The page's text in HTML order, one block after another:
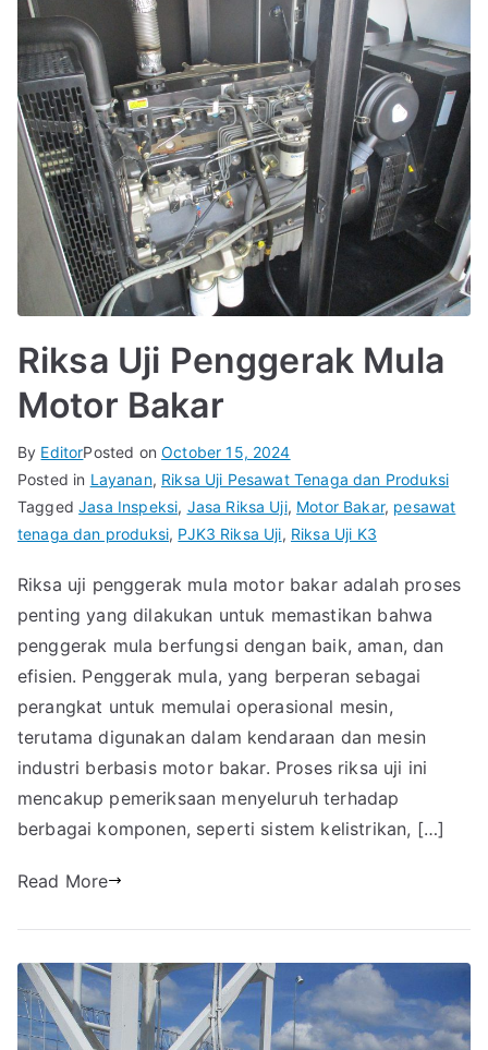
Riksa Uji Penggerak Mula
Motor Bakar
By EditorPosted onOctober 15, 2024
Posted in Layanan, Riksa Uji Pesawat Tenaga dan Produksi
TaggedJasa Inspeksi, Jasa Riksa Uji, Motor Bakar, pesawat
tenaga dan produksi, PJK3 Riksa Uji, Riksa Uji K3
Riksa uji penggerak mula motor bakar adalah proses
penting yang dilakukan untuk memastikan bahwa
penggerak mula berfungsi dengan baik, aman, dan
efisien. Penggerak mula, yang berperan sebagai
perangkat untuk memulai operasional mesin,
terutama digunakan dalam kendaraan dan mesin
industri berbasis motor bakar. Proses riksa uji ini
mencakup pemeriksaan menyeluruh terhadap
berbagai komponen, seperti sistem kelistrikan, […]
Read More